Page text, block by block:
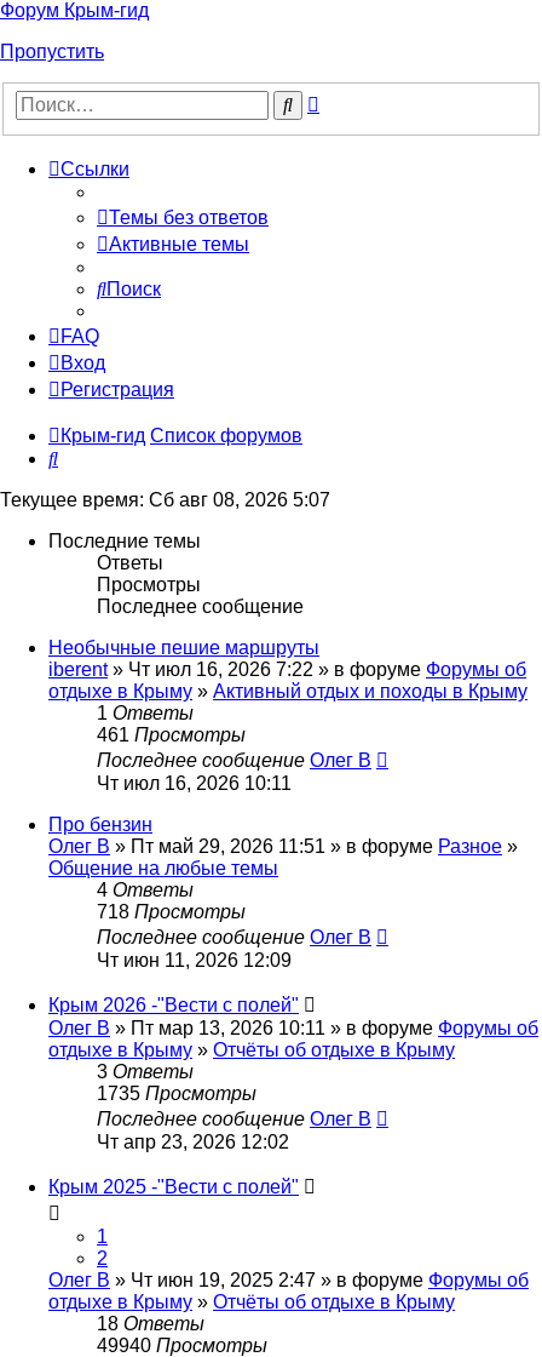
Форум Крым-гид
Пропустить
Поиск
Ссылки
Темы без ответов
Активные темы
Поиск
FAQ
Вход
Регистрация
Крым-гид Список форумов
Поиск
Текущее время: Сб авг 08, 2026 5:07
Последние темы
Ответы
Просмотры
Последнее сообщение
Необычные пешие маршруты
iberent» Чт июл 16, 2026 7:22 » в форуме Форумы об
отдыхе в Крыму » Активный отдых и походы в Крыму
1 Ответы
461 Просмотры
Последнее сообщение Олег В
Чт июл 16, 2026 10:11
Про бензин
Олег В » Пт май 29, 2026 11:51 » в форуме Разное »
Общение на любые темы
4 Ответы
718 Просмотры
Последнее сообщение Олег В
Чт июн 11, 2026 12:09
Крым 2026 -"Вести с полей"
Олег В » Пт мар 13, 2026 10:11 » в форуме Форумы об
отдыхе в Крыму » Отчёты об отдыхе в Крыму
3 Ответы
1735 Просмотры
Последнее сообщение Олег В
Чт апр 23, 2026 12:02
Крым 2025 -"Вести с полей"
1
2
Олег В » Чт июн 19, 2025 2:47 » в форуме Форумы об
отдыхе в Крыму » Отчёты об отдыхе в Крыму
18 Ответы
49940 Просмотры